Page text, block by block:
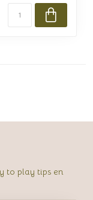
to play tips en